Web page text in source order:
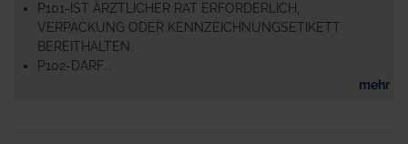
P101-IST ÄRZTLICHER RAT ERFORDERLICH,
VERPACKUNG ODER KENNZEICHNUNGSETIKETT
BEREITHALTEN.
P102-DARF...
mehr